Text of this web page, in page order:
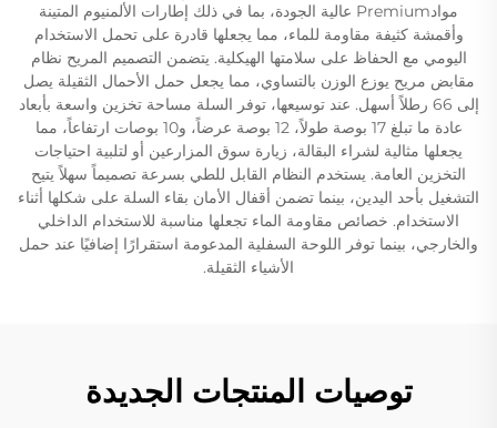
موادPremium عالية الجودة، بما في ذلك إطارات الألمنيوم المتينة
وأقمشة كثيفة مقاومة للماء، مما يجعلها قادرة على تحمل الاستخدام
اليومي مع الحفاظ على سلامتها الهيكلية. يتضمن التصميم المريح نظام
مقابض مريح يوزع الوزن بالتساوي، مما يجعل حمل الأحمال الثقيلة يصل
إلى 66 رطلاً أسهل. عند توسيعها، توفر السلة مساحة تخزين واسعة بأبعاد
عادة ما تبلغ 17 بوصة طولاً، 12 بوصة عرضاً، و10 بوصات ارتفاعاً، مما
يجعلها مثالية لشراء البقالة، زيارة سوق المزارعين أو لتلبية احتياجات
التخزين العامة. يستخدم النظام القابل للطي بسرعة تصميماً سهلاً يتيح
التشغيل بأحد اليدين، بينما تضمن أقفال الأمان بقاء السلة على شكلها أثناء
الاستخدام. خصائص مقاومة الماء تجعلها مناسبة للاستخدام الداخلي
والخارجي، بينما توفر اللوحة السفلية المدعومة استقرارًا إضافيًا عند حمل
الأشياء الثقيلة.
توصيات المنتجات الجديدة